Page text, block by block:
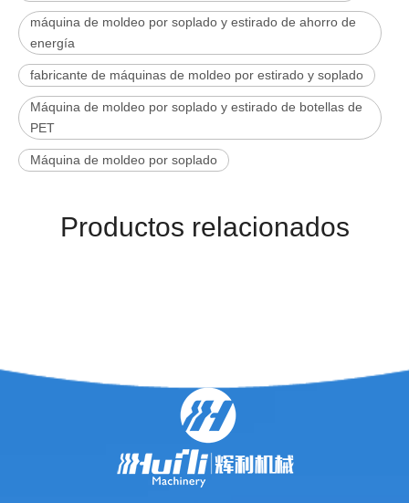
máquina de moldeo por soplado y estirado de ahorro de
energía
fabricante de máquinas de moldeo por estirado y soplado
Máquina de moldeo por soplado y estirado de botellas de
PET
Máquina de moldeo por soplado
Productos relacionados